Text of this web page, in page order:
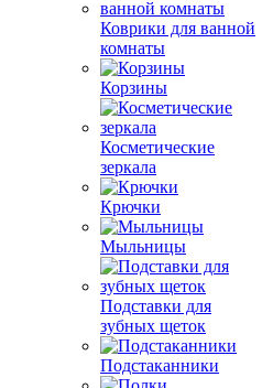
Коврики для ванной
комнаты
Корзины
Косметические
зеркала
Крючки
Мыльницы
Подставки для
зубных щеток
Подстаканники